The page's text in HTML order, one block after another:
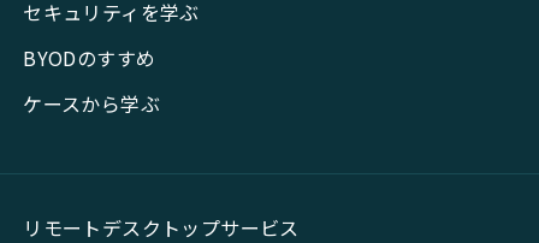
セキュリティを学ぶ
BYODのすすめ
ケースから学ぶ
リモートデスクトップサービス